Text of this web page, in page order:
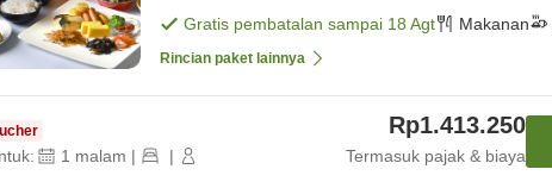
Gratis pembatalan sampai 18 Agt Makanan
Rincian paket lainnya
1 malam | |
Rp1.413.250
Termasuk pajak & biaya